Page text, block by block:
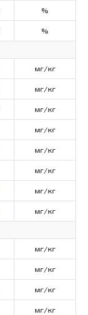
%
%
мг/кг
мг/кг
мг/кг
мг/кг
мг/кг
мг/кг
мг/кг
мг/кг
мг/кг
мг/кг
мг/кг
мг/кг